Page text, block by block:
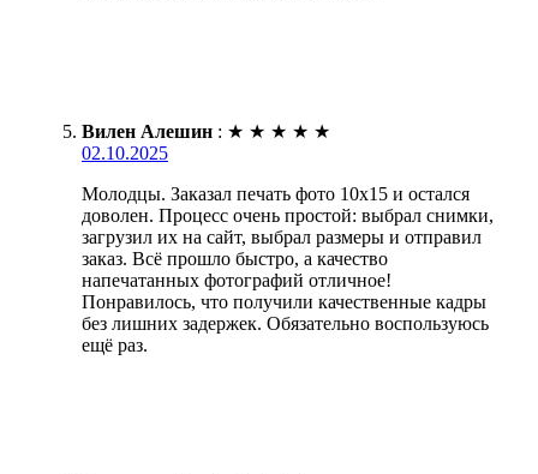
Вилен Алешин : ★ ★ ★ ★ ★
02.10.2025
Молодцы. Заказал печать фото 10х15 и остался
доволен. Процесс очень простой: выбрал снимки,
загрузил их на сайт, выбрал размеры и отправил
заказ. Всё прошло быстро, а качество
напечатанных фотографий отличное!
Понравилось, что получили качественные кадры
без лишних задержек. Обязательно воспользуюсь
ещё раз.